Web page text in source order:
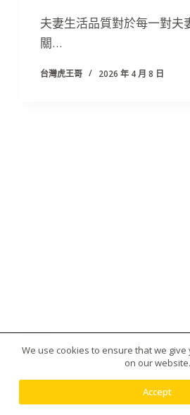
夫妻生活品質對於每一對夫
關…
台灣虎王哥 2026 年 4 月 8 日
版權所有 © 2026 台灣虎王藥局|犀
We use cookies to ensure that we
on our website.
Accept